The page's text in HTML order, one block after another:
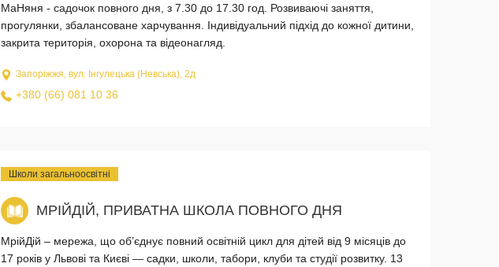
МаНяня - садочок повного дня, з 7.30 до 17.30 год. Розвиваючі заняття,
прогулянки, збалансоване харчування. Індивідуальний підхід до кожної дитини,
закрита територія, охорона та відеонагляд.
Запоріжжя, вул. Інгулецька (Невська), 2д
+380 (66) 081 10 36
Школи загальноосвітні
МРІЙДІЙ, ПРИВАТНА ШКОЛА ПОВНОГО ДНЯ
МрійДій – мережа, що об’єднує повний освітній цикл для дітей від 9 місяців до
17 років у Львові та Києві — садки, школи, табори, клуби та студії розвитку. 13